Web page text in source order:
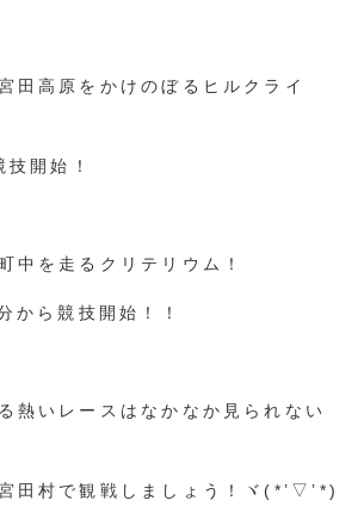
田高原をかけのぼるヒルクライ
開始！
中を走るクリテリウム！
から競技開始！！
熱いレースはなかなか見られない
田村で観戦しましょう！ヾ(*’▽’*)